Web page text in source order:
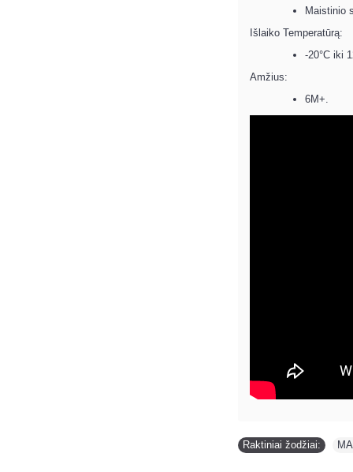
Maistinio
Išlaiko Temperatūrą:
-20°C iki
Amžius:
6M+.
Raktiniai žodžiai: